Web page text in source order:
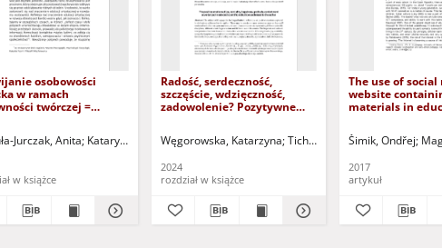
- red. nauk.
osobowości
w ramach
twórczej =
Jurczak, Anita Kataryńczuk-Mania, Lidia - red. nauk.
w książce
Radość, serdeczność,
szczęście, wdzięczność,
zadowolenie? Pozytywne
do mnie, dedykacjach
Węgorowska, Katarzyna Tichoniuk-Wawrowicz, Ewa -
2024
rozdział w książce
The use of
website
materials in
materiałów
Šimik, Ondřej
2017
artykuł